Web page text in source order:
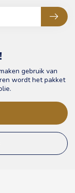
gebruik van
wordt het pakket